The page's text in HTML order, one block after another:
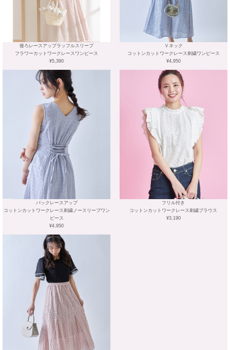
後ろレースアップラッフルスリーブ
フラワーカットワークレースワンピース
¥5,390
Ｖネック
コットンカットワークレース刺繍ワンピース
¥4,950
バックレースアップ
コットンカットワークレース刺繍ノースリーブワン
ピース
¥4,950
フリル付き
コットンカットワークレース刺繍ブラウス
¥3,190